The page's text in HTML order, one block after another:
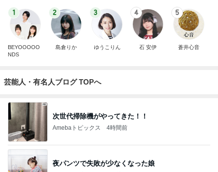
1
BEYOOOOO
NDS
2
島倉りか
3
ゆうこりん
4
石 安伊
5
蒼井心音
芸能人・有名人ブログ TOPへ
次世代掃除機がやってきた！！
Amebaトピックス 4時間前
夜パンツで失敗が少なくなった娘